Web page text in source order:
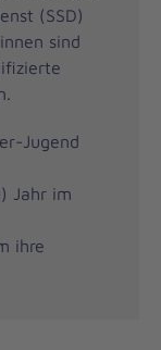
(SSD)
sind
Jugend
Jahr im
ihre